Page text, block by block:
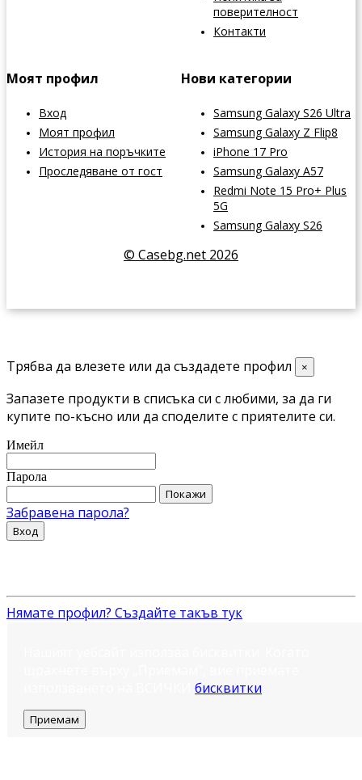
поверителност
Контакти
Моят профил
Вход
Моят профил
История на поръчките
Проследяване от гост
Нови категории
Samsung Galaxy S26 Ultra
Samsung Galaxy Z Flip8
iPhone 17 Pro
Samsung Galaxy A57
Redmi Note 15 Pro+ Plus
5G
Samsung Galaxy S26
© Casebg.net 2026
Трябва да влезете или да създадете профил ×
Запазете продукти в списъка си с любими, за да ги
купите по-късно или да споделите с приятелите си.
Имейл
Парола
Покажи
Забравена парола?
Вход
Нямате профил? Създайте такъв тук
бисквитки
Приемам